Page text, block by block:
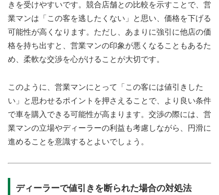
きを受けやすいです。競合店舗との比較を示すことで、営
業マンは「この客を逃したくない」と思い、価格を下げる
可能性が高くなります。ただし、あまりに強引に他店の価
格を持ち出すと、営業マンの印象が悪くなることもあるた
め、柔軟な交渉を心がけることが大切です。
このように、営業マンにとって「この客には値引きした
い」と思わせるポイントを押さえることで、より良い条件
で車を購入できる可能性が高まります。交渉の際には、営
業マンの立場やディーラーの利益も考慮しながら、円滑に
進めることを意識するとよいでしょう。
ディーラーで値引きを断られた場合の対処法